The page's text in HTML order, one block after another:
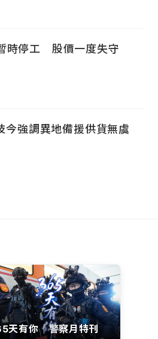
時停工 股價一度失守
強調異地備援供貨無虞
天有你｜警察月特刊